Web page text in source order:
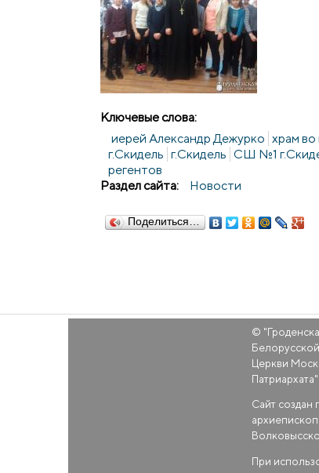
Ключевые слова:
иерей Александр Дежурко храм
г.Скидель г.Скидель СШ №1
регентов
Раздел сайта:
Новости
Поделиться…
© "
Церкви
Патриархата
Сайт
При